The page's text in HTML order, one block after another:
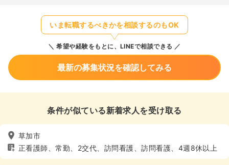
いま転職するべきかを相談するのもOK
希望や経験をもとに、LINEで相談できる
最新の募集状況を確認してみる
条件が似ている新着求人を受け取る
草加市
正看護師、常勤、2交代、訪問看護、訪問看護、4週8休以上